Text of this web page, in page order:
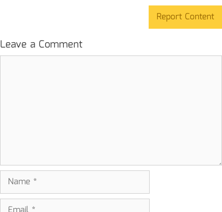
Report Content
Leave a Comment
Name
Email